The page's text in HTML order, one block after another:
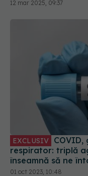
EXCLUSIV
respirator: triplă
înseamnă să ne
timpul pandemiei!
01 oct 2023, 10:48